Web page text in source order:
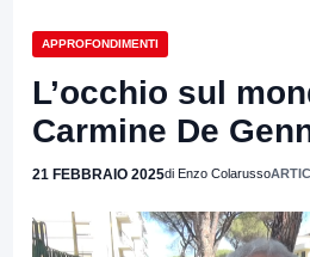
APPROFONDIMENTI
L’occhio sul
Carmine De
21 FEBBRAIO 2025di Enzo Colarusso